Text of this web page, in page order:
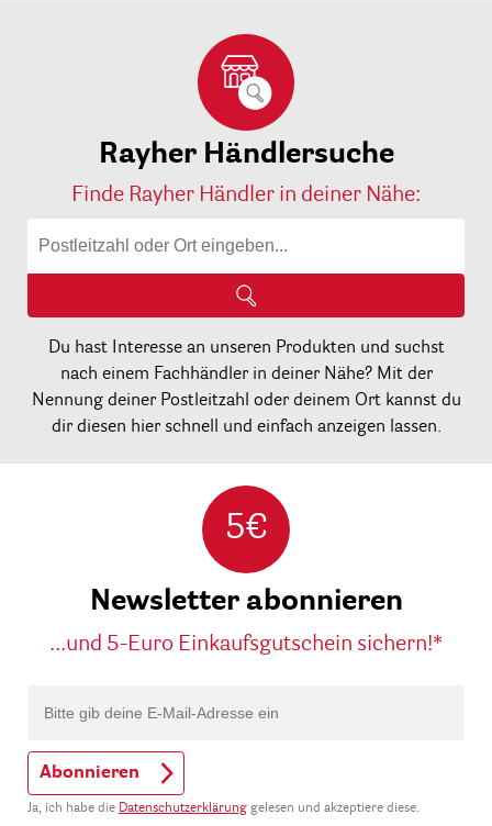
Rayher Händlersuche
Finde Rayher Händler in deiner Nähe:
Du hast Interesse an unseren Produkten und suchst
nach einem Fachhändler in deiner Nähe? Mit der
Nennung deiner Postleitzahl oder deinem Ort kannst du
dir diesen hier schnell und einfach anzeigen lassen.
5€
Newsletter abonnieren
...und 5-Euro Einkaufsgutschein sichern!*
Abonnieren
Ja, ich habe die Datenschutzerklärung gelesen und akzeptiere diese.